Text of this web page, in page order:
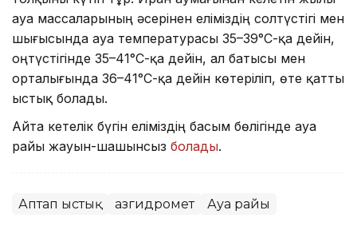
ауа массаларының әсерінен еліміздің солтүстігі мен
шығысында ауа температурасы 35–39°С-қа дейін,
оңтүстігінде 35–41°С-қа дейін, ал батысы мен
орталығында 36–41°С-қа дейін көтеріліп, өте қатты
ыстық болады.
Айта кетелік бүгін еліміздің басым бөлігінде ауа
райы жауын-шашынсыз болады.
Аптап ыстық Қазгидромет Ауа райы